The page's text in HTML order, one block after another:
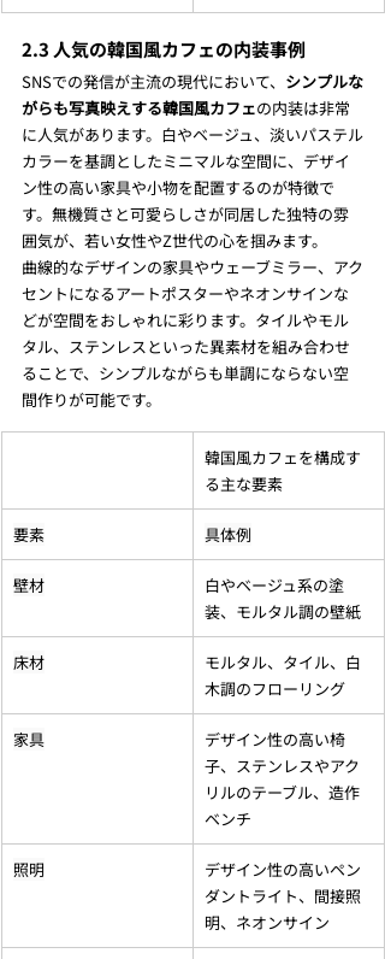
2.3 人気の韓国風カフェの内装事例
SNSでの発信が主流の現代において、 シンプルな
がらも写真映えする韓国風カフェの内装は非常
に人気があります。白やベージュ、淡いパステル
カラーを基調としたミニマルな空間に、デザイ
ン性の高い家具や小物を配置するのが特徴で
す。無機質さと可愛らしさが同居した独特の雰
囲気が、若い女性やZ世代の心を掴みます。
曲線的なデザインの家具やウェーブミラー、アク
セントになるアートポスターやネオンサインな
どが空間をおしゃれに彩ります。タイルやモル
タル、ステンレスといった異素材を組み合わせ
ることで、シンプルながらも単調にならない空
間作りが可能です。
韓国風カフェを構成す
る主な要素
要素 具体例
壁材
白やベージュ系の塗
装、モルタル調の壁紙
床材
モルタル、タイル、白
木調のフローリング
家具
デザイン性の高い椅
子、ステンレスやアク
リルのテーブル、造作
ベンチ
照明
デザイン性の高いペン
ダントライト、間接照
明、ネオンサイン